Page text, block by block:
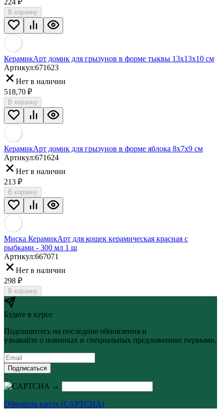
224 ₽
В корзину
КерамикАрт домик для грызунов в форме тыквы 13х13х10 см
Артикул:671623
Нет в наличии
518,70 ₽
В корзину
КерамикАрт домик для грызунов в форме яблока 8х7х9 см
Артикул:671624
Нет в наличии
213 ₽
В корзину
Миска КерамикАрт для кошек керамическая красная с
рыбками - 300 мл 1 ш
Артикул:667071
Нет в наличии
298 ₽
В корзину
Будьте в курсе
Подпишитесь на последние обновления и
узнавайте о новинках и специальных предложениях первыми.
Подписаться
→
Обновить капчу (CAPTCHA)